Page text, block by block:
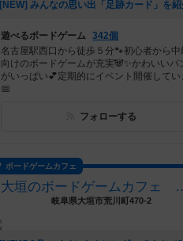
遊べるボードゲーム 342個
名古屋駅西口から徒歩５分🐾初心者から中
向けのボードゲームが充実🐼✨かわいいパ
がいっぱい💕定期的にイベント開催してい
📅
フォローする
ボードゲームカフェ
大垣のボード
岐阜県大垣市荒川町470-2